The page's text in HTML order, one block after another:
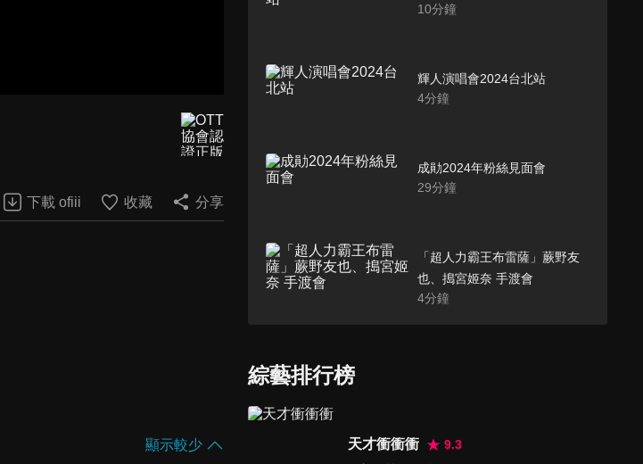
下載 ofiii 收藏 分享
顯示較少
10分鐘
輝人演唱會2024台北站
4分鐘
成勛2024年粉絲見面會
29分鐘
「超人力霸王布雷薩」蕨野友
也、搗宮姬奈 手渡會
4分鐘
H.O.T. 張佑赫台北粉絲見面會
4
分鐘
綜藝排行榜
天才衝衝衝
9.3